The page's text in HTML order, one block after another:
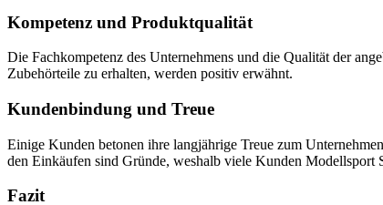
Kompetenz und Produktqualität
Die Fachkompetenz des Unternehmens und die Qualität der
Zubehörteile zu erhalten, werden positiv erwähnt.
Kundenbindung und Treue
Einige Kunden betonen ihre langjährige Treue zum
den Einkäufen sind Gründe, weshalb viele Kunden Modellsport
Fazit